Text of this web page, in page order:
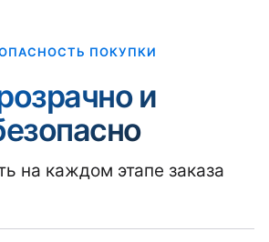
ПОКУПКИ
и
на каждом этапе заказа